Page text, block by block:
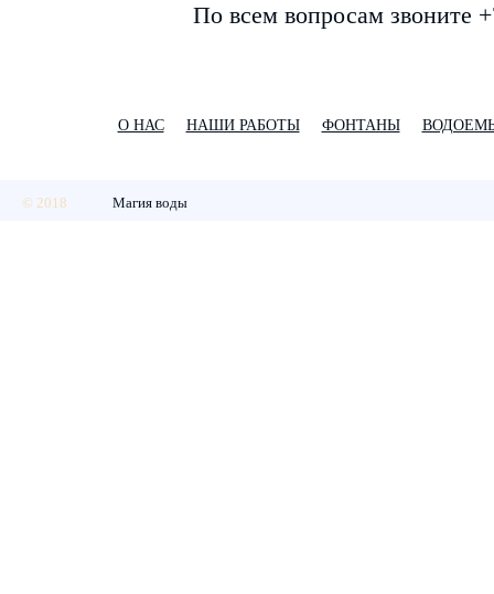
По всем вопросам звоните
О НАС НАШИ РАБОТЫ ФОНТАНЫ
© 2018 Магия воды